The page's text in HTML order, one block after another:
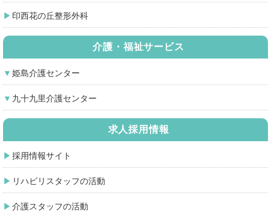
印西花の丘整形外科
介護・福祉サービス
姫島介護センター
九十九里介護センター
求人採用情報
採用情報サイト
リハビリスタッフの活動
介護スタッフの活動